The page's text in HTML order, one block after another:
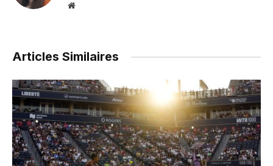
Website
Articles Similaires